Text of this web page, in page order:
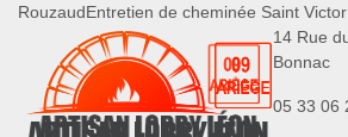
RouzaudEntretien de cheminée Saint
14 Rue
Bonnac
05 33 06